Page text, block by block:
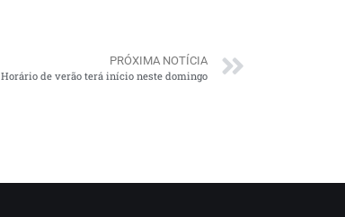
PRÓXIMA NOTÍCIA
Horário de verão terá início neste domingo